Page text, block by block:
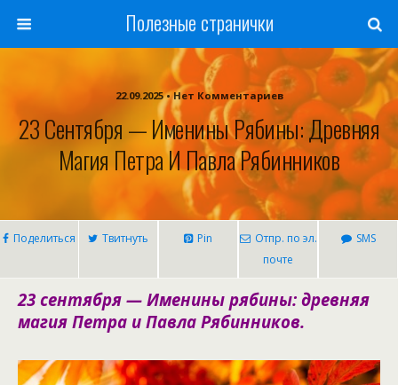
Полезные странички
22.09.2025 • Нет Комментариев
23 Сентября — Именины Рябины: Древняя
Магия Петра И Павла Рябинников
Поделиться Твитнуть Pin
Отпр. по эл.
почте
SMS
23 сентября — Именины рябины: древняя
магия Петра и Павла Рябинников.